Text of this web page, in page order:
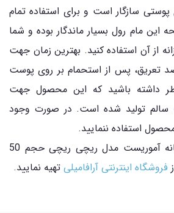
سازگار است و برای استفاده تمام
این مام رول بسیار ماندگار بوده و شما
از آن استفاده کنید. بهترین زمان جهت
تعریق، پس از استحمام بر روی پوست
داشته باشید که این محصول جهت
سالم تولید شده است. در صورت وجود
استفاده ننمایید.
ضد تعریق زنانه آموریست مدل ریچی ریچی حجم 50
فروشگاه اینترنتی آرافامیلی تهیه نمایید.